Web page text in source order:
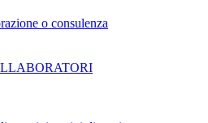
o consulenza